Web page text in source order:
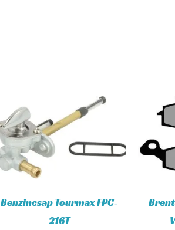
Benzincsap Tourmax FPC-
216T